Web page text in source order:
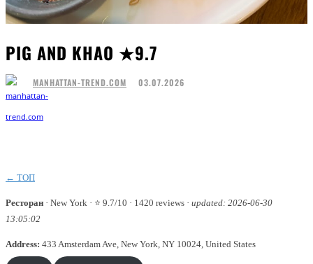
PIG AND KHAO ★9.7
MANHATTAN-TREND.COM 03.07.2026
Facebook
← ТОП
Ресторан · New York · ⭐ 9.7/10 · 1420 reviews · updated: 2026-06-30
13:05:02
Address: 433 Amsterdam Ave, New York, NY 10024, United States